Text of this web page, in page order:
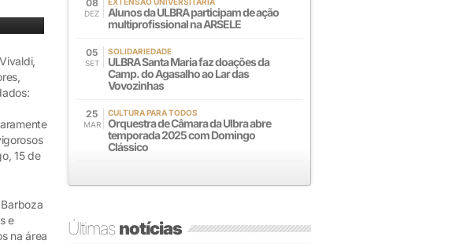
15 de
e
na área
08
DEZ
Alunos da ULBRA participam de ação
multiprofissional na ARSELE
05
SET
SOLIDARIEDADE
ULBRA Santa Maria faz doações da
Camp. do Agasalho ao Lar das
Vovozinhas
25
MAR
CULTURA PARA TODOS
Orquestra de Câmara da Ulbra abre
temporada 2025 com Domingo
Clássico
Últimasnotícias